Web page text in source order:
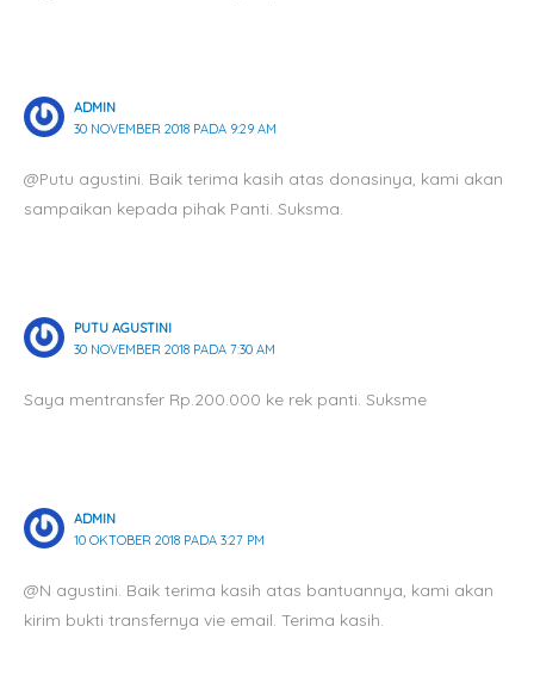
ADMIN
30 NOVEMBER 2018 PADA 9:29 AM
@Putu agustini. Baik terima kasih atas donasinya, kami akan
sampaikan kepada pihak Panti. Suksma.
PUTU AGUSTINI
30 NOVEMBER 2018 PADA 7:30 AM
Saya mentransfer Rp.200.000 ke rek panti. Suksme
ADMIN
10 OKTOBER 2018 PADA 3:27 PM
@N agustini. Baik terima kasih atas bantuannya, kami akan
kirim bukti transfernya vie email. Terima kasih.